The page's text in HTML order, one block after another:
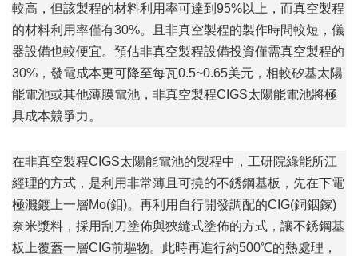
較高，但該製程的材料利用率可達到95%以上，而真空製程
的材料利用率僅有30%。且非真空製程的製作時間較短，儀
器設備也較便宜。預估非真空製程設備投資僅需真空製程的
30%，發電成本更可降至每瓦0.5~0.65美元，相較矽基太陽
能電池或其他薄膜電池，非真空製程CIGS太陽能電池將極
具成本競爭力。
在非真空製程CIGS太陽能電池的製程中，工研院綠能所江
經理的方式，是利用非常薄且可撓的不銹鋼基板，先在下電
極濺鍍上一層Mo(鉬)。再利用自行開發調配的CIG(銅銦鎵)
奈米漿料，採用刮刀塗佈與狹縫式塗佈的方式，讓不銹鋼基
板上覆蓋一層CIG前驅物。此時再進行約500℃的熱處理，